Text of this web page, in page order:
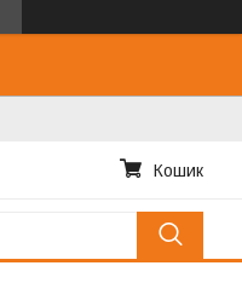
Кошик